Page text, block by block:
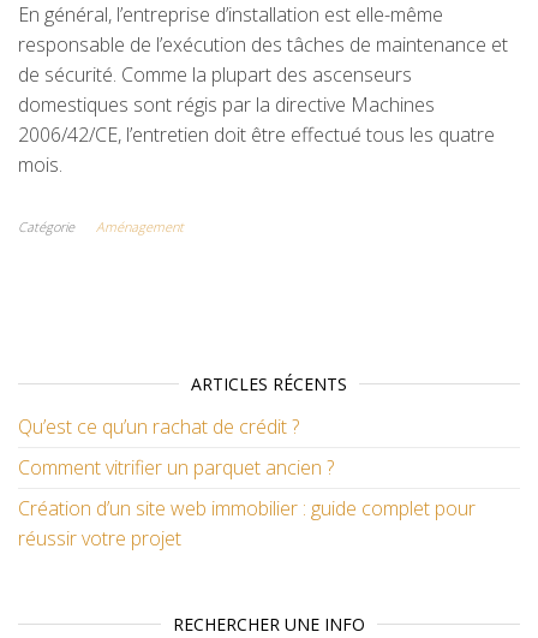
En général, l’entreprise d’installation est elle-même
responsable de l’exécution des tâches de maintenance et
de sécurité. Comme la plupart des ascenseurs
domestiques sont régis par la directive Machines
2006/42/CE, l’entretien doit être effectué tous les quatre
mois.
Catégorie Aménagement
ARTICLES RÉCENTS
Qu’est ce qu’un rachat de crédit ?
Comment vitrifier un parquet ancien ?
Création d’un site web immobilier : guide complet pour
réussir votre projet
RECHERCHER UNE INFO